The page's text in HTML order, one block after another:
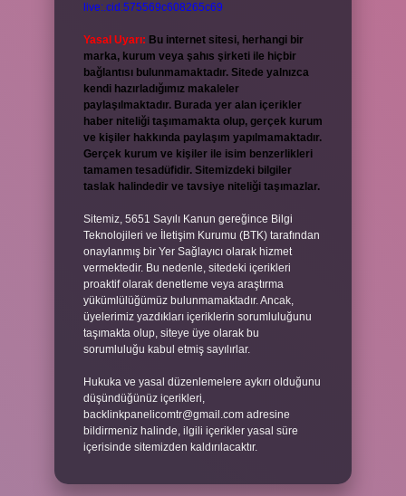
live:.cid.575569c608265c69
Yasal Uyarı: Bu internet sitesi, herhangi bir
marka, kurum veya şahıs şirketi ile hiçbir
bağlantısı bulunmamaktadır. Sitede yalnızca
kendi hazırladığımız makaleler
paylaşılmaktadır. Burada yer alan içerikler
haber niteliği taşımamakta olup, gerçek kurum
ve kişiler hakkında paylaşım yapılmamaktadır.
Gerçek kurum ve kişiler ile isim benzerlikleri
tamamen tesadüfidir. Sitemizdeki bilgiler
taslak halindedir ve tavsiye niteliği taşımazlar.
Sitemiz, 5651 Sayılı Kanun gereğince Bilgi
Teknolojileri ve İletişim Kurumu (BTK) tarafından
onaylanmış bir Yer Sağlayıcı olarak hizmet
vermektedir. Bu nedenle, sitedeki içerikleri
proaktif olarak denetleme veya araştırma
yükümlülüğümüz bulunmamaktadır. Ancak,
üyelerimiz yazdıkları içeriklerin sorumluluğunu
taşımakta olup, siteye üye olarak bu
sorumluluğu kabul etmiş sayılırlar.
Hukuka ve yasal düzenlemelere aykırı olduğunu
düşündüğünüz içerikleri,
backlinkpanelicomtr@gmail.com adresine
bildirmeniz halinde, ilgili içerikler yasal süre
içerisinde sitemizden kaldırılacaktır.